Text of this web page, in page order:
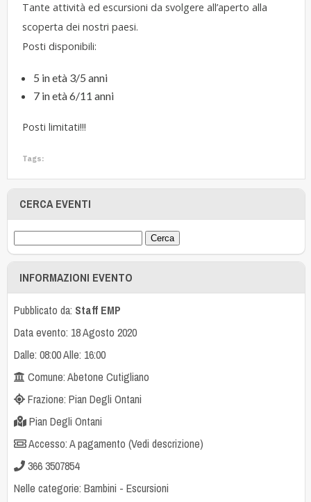
Tante attività ed escursioni da svolgere all’aperto alla
scoperta dei nostri paesi.
Posti disponibili:
5 in età 3/5 anni
7 in età 6/11 anni
Posti limitati!!!
Tags:
CERCA EVENTI
INFORMAZIONI EVENTO
Pubblicato da: Staff EMP
Data evento: 18 Agosto 2020
Dalle: 08:00 Alle: 16:00
Comune: Abetone Cutigliano
Frazione: Pian Degli Ontani
Pian Degli Ontani
Accesso: A pagamento (Vedi descrizione)
366 3507854
Nelle categorie: Bambini - Escursioni